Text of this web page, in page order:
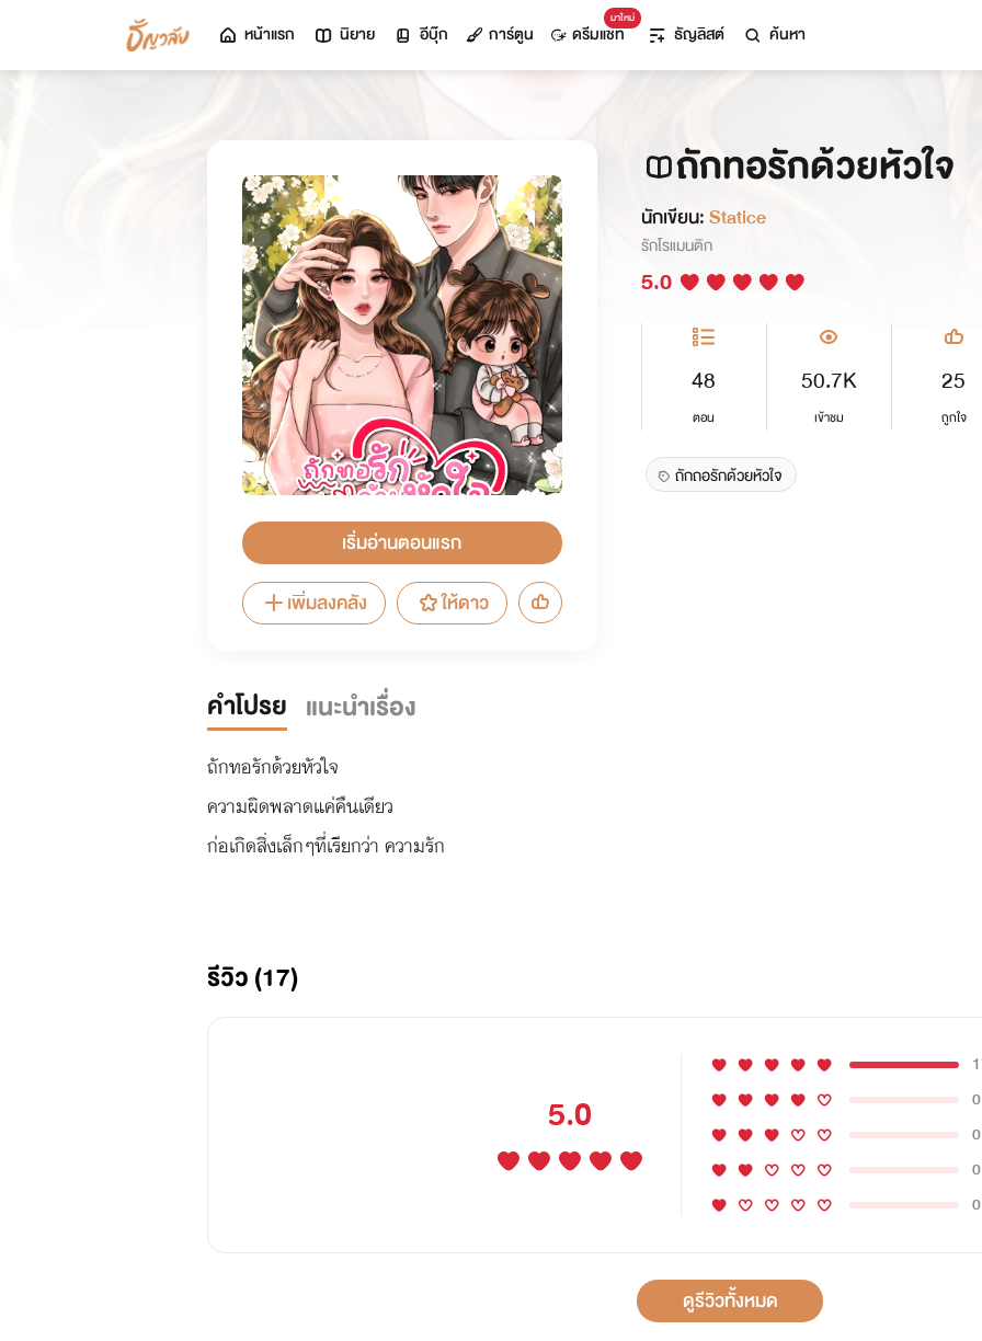
หน้าแรก นิยาย อีบุ๊ก การ์ตูน
มาใหม่
ดรีมแชท ธัญลิสต์ ค้นหา
เริ่มอ่านตอนแรก
เพิ่มลงคลัง
ให้ดาว
ถักทอรักด้วยหัวใจ
นักเขียน:Statice
รักโรแมนติก
5.0
48
ตอน
50.7K
เข้าชม
25
ถูกใจ
ถักถอรักด้วยหัวใจ
คำโปรย แนะนำเรื่อง
ถักทอรักด้วยหัวใจ
ความผิดพลาดแค่คืนเดียว
ก่อเกิดสิ่งเล็กๆที่เรียกว่า ความรัก
รีวิว (17)
5.0
0
0
0
0
ดูรีวิวทั้งหมด